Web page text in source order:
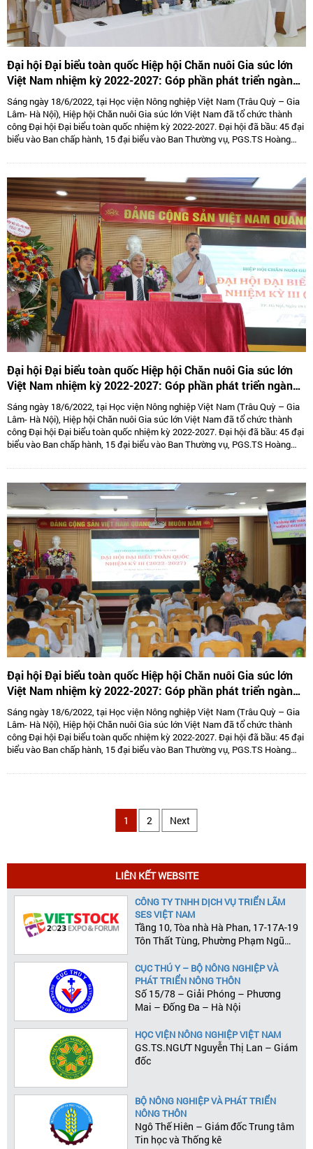
Đại hội Đại biểu toàn quốc Hiệp hội Chăn nuôi Gia súc lớn
Việt Nam nhiệm kỳ 2022-2027: Góp phần phát triển ngành
Chăn nuôi gia súc lớn Việt Nam bền vững
Sáng ngày 18/6/2022, tại Học viện Nông nghiệp Việt Nam (Trâu Quỳ – Gia
Lâm- Hà Nội), Hiệp hội Chăn nuôi Gia súc lớn Việt Nam đã tổ chức thành
công Đại hội Đại biểu toàn quốc nhiệm kỳ 2022-2027. Đại hội đã bầu: 45 đại
biểu vào Ban chấp hành, 15 đại biểu vào Ban Thường vụ, PGS.TS Hoàng
Chủ tịch kiêm Tổng thư kí và 05 Phó Chủ tịch là: TS Tống Xuân Chinh,
PGS.TS Sử Thanh Long, bà Tô Tuệ Lang, ông Đặng Thái Nhị, ông Hà Văn An.
Đại hội Đại biểu toàn quốc Hiệp hội Chăn nuôi Gia súc lớn
Việt Nam nhiệm kỳ 2022-2027: Góp phần phát triển ngành
Chăn nuôi gia súc lớn Việt Nam bền vững
Sáng ngày 18/6/2022, tại Học viện Nông nghiệp Việt Nam (Trâu Quỳ – Gia
Lâm- Hà Nội), Hiệp hội Chăn nuôi Gia súc lớn Việt Nam đã tổ chức thành
công Đại hội Đại biểu toàn quốc nhiệm kỳ 2022-2027. Đại hội đã bầu: 45 đại
biểu vào Ban chấp hành, 15 đại biểu vào Ban Thường vụ, PGS.TS Hoàng
Chủ tịch kiêm Tổng thư kí và 05 Phó Chủ tịch là: TS Tống Xuân Chinh,
PGS.TS Sử Thanh Long, bà Tô Tuệ Lang, ông Đặng Thái Nhị, ông Hà Văn An.
Đại hội Đại biểu toàn quốc Hiệp hội Chăn nuôi Gia súc lớn
Việt Nam nhiệm kỳ 2022-2027: Góp phần phát triển ngành
Chăn nuôi gia súc lớn Việt Nam bền vững
Sáng ngày 18/6/2022, tại Học viện Nông nghiệp Việt Nam (Trâu Quỳ – Gia
Lâm- Hà Nội), Hiệp hội Chăn nuôi Gia súc lớn Việt Nam đã tổ chức thành
công Đại hội Đại biểu toàn quốc nhiệm kỳ 2022-2027. Đại hội đã bầu: 45 đại
biểu vào Ban chấp hành, 15 đại biểu vào Ban Thường vụ, PGS.TS Hoàng
Chủ tịch kiêm Tổng thư kí và 05 Phó Chủ tịch là: TS Tống Xuân Chinh,
1 2 Next
LIÊN KẾT WEBSITE
CÔNG TY TNHH DỊCH VỤ TRIỂN LÃM
SES VIỆT NAM
Tầng 10, Tòa nhà Hà Phan, 17-17A-19
Tôn Thất Tùng, Phường Phạm Ngũ
CỤC THÚ Y – BỘ NÔNG NGHIỆP VÀ
PHÁT TRIỂN NÔNG THÔN
Số 15/78 – Giải Phóng – Phương
Mai – Đống Đa – Hà Nội
HỌC VIỆN NÔNG NGHIỆP VIỆT NAM
GS.TS.NGƯT Nguyễn Thị Lan – Giám
đốc
BỘ NÔNG NGHIỆP VÀ PHÁT TRIỂN
NÔNG THÔN
Ngô Thế Hiên – Giám đốc Trung tâm
Tin học và Thống kê